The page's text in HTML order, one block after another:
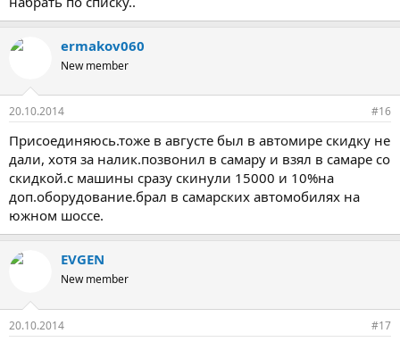
ermakov060
New member
20.10.2014 #16
Присоединяюсь.тоже в августе был в автомире скидку не
дали, хотя за налик.позвонил в самару и взял в самаре со
скидкой.с машины сразу скинули 15000 и 10%на
доп.оборудование.брал в самарских автомобилях на
южном шоссе.
EVGEN
New member
20.10.2014 #17